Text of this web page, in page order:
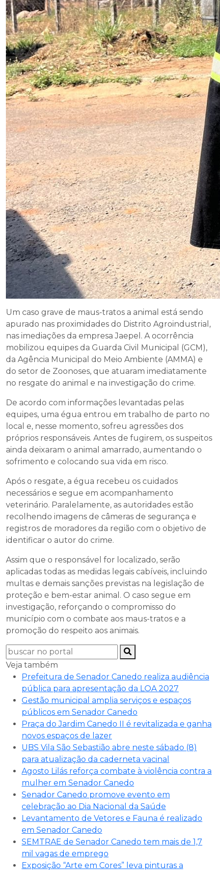
Um caso grave de maus-tratos a animal está sendo
apurado nas proximidades do Distrito Agroindustrial,
nas imediações da empresa Jaepel. A ocorrência
mobilizou equipes da Guarda Civil Municipal (GCM),
da Agência Municipal do Meio Ambiente (AMMA) e
do setor de Zoonoses, que atuaram imediatamente
no resgate do animal e na investigação do crime.
De acordo com informações levantadas pelas
equipes, uma égua entrou em trabalho de parto no
local e, nesse momento, sofreu agressões dos
próprios responsáveis. Antes de fugirem, os suspeitos
ainda deixaram o animal amarrado, aumentando o
sofrimento e colocando sua vida em risco.
Após o resgate, a égua recebeu os cuidados
necessários e segue em acompanhamento
veterinário. Paralelamente, as autoridades estão
recolhendo imagens de câmeras de segurança e
registros de moradores da região com o objetivo de
identificar o autor do crime.
Assim que o responsável for localizado, serão
aplicadas todas as medidas legais cabíveis, incluindo
multas e demais sanções previstas na legislação de
proteção e bem-estar animal. O caso segue em
investigação, reforçando o compromisso do
município com o combate aos maus-tratos e a
promoção do respeito aos animais.
Veja também
Prefeitura de Senador Canedo realiza audiência
pública para apresentação da LOA 2027
Gestão municipal amplia serviços e espaços
públicos em Senador Canedo
Praça do Jardim Canedo II é revitalizada e ganha
novos espaços de lazer
UBS Vila São Sebastião abre neste sábado (8)
para atualização da caderneta vacinal
Agosto Lilás reforça combate à violência contra a
mulher em Senador Canedo
Senador Canedo promove evento em
celebração ao Dia Nacional da Saúde
Levantamento de Vetores e Fauna é realizado
em Senador Canedo
SEMTRAE de Senador Canedo tem mais de 1,7
mil vagas de emprego
Exposição “Arte em Cores” leva pinturas a